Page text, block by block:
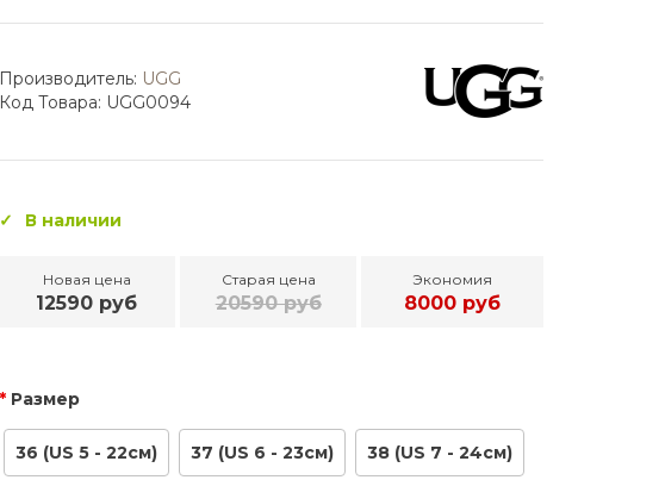
Производитель: UGG
Код Товара: UGG0094
В наличии
Новая цена
12590 руб
Старая цена
20590 руб
Экономия
8000 руб
Размер
36 (US 5 - 22см) 37 (US 6 - 23см) 38 (US 7 - 24см)